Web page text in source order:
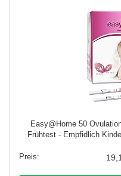
Easy@Home 50
Frühtest - Empfidlich